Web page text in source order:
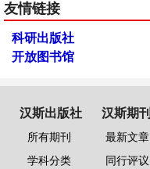
友情链接
科研出版社
开放图书馆
汉斯出版社
所有期刊
学科分类
汉斯期刊
最新文章
同行评议